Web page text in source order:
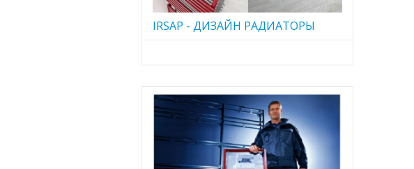
IRSAP - ДИЗАЙН РАДИАТОРЫ